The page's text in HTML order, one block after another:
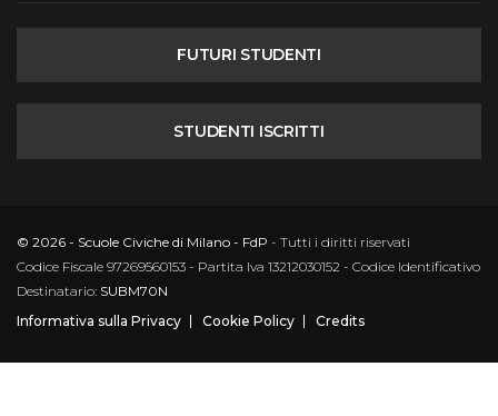
FUTURI STUDENTI
STUDENTI ISCRITTI
© 2026 - Scuole Civiche di Milano - FdP - Tutti i diritti riservati
Codice Fiscale 97269560153 - Partita Iva 13212030152 - Codice Identificativo
Destinatario: SUBM70N
Informativa sulla Privacy
Cookie Policy Credits